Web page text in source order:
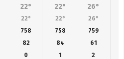
22° 22° 26°
22° 22° 26°
758 758 759
82 84 61
0 1
2